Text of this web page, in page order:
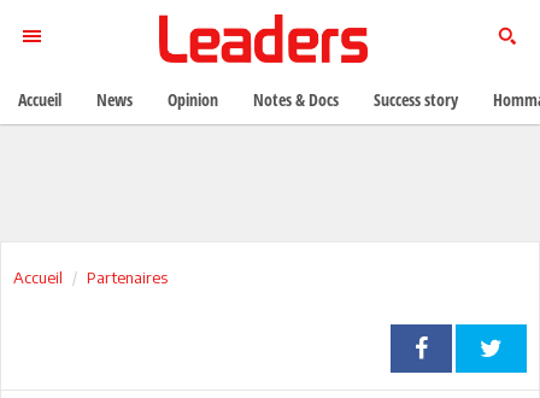
Accueil Partenaires
Accueil News Opinion Notes & Docs Success story